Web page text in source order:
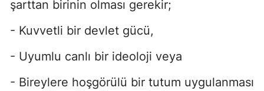
şarttan birinin olması gerekir;
- Kuvvetli bir devlet gücü,
- Uyumlu canlı bir ideoloji veya
- Bireylere hoşgörülü bir tutum uygulanması